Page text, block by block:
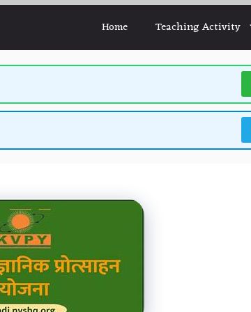
Home Teaching Activity